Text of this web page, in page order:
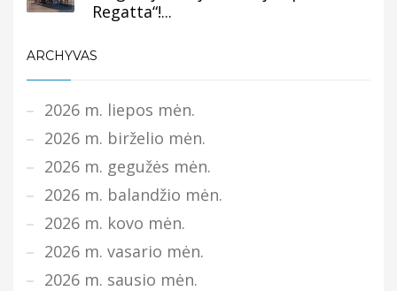
Regatta“!...
ARCHYVAS
2026 m. liepos mėn.
2026 m. birželio mėn.
2026 m. gegužės mėn.
2026 m. balandžio mėn.
2026 m. kovo mėn.
2026 m. vasario mėn.
2026 m. sausio mėn.